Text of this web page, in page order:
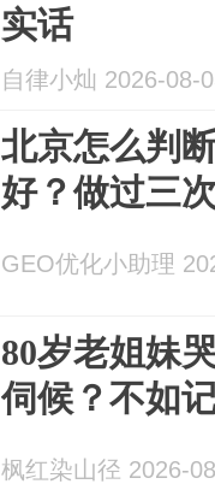
实话
自律小灿 2026-08-
北京怎么判
好？做过三
GEO优化小助理
80岁老姐妹
伺候？不如
枫红染山径 2026-